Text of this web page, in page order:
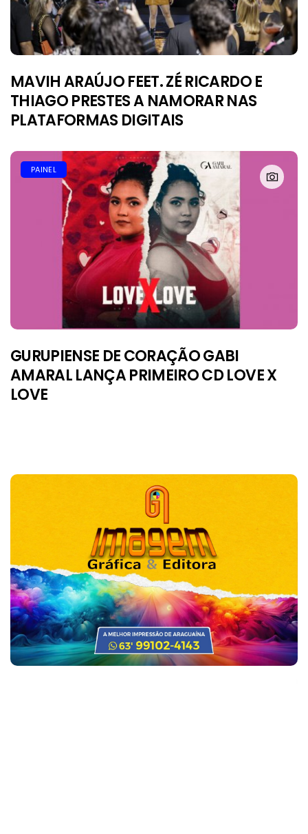
MAVIH ARAÚJO FEET. ZÉ RICARDO E
THIAGO PRESTES A NAMORAR NAS
PLATAFORMAS DIGITAIS
PAINEL
GURUPIENSE DE CORAÇÃO GABI
AMARAL LANÇA PRIMEIRO CD LOVE X
LOVE